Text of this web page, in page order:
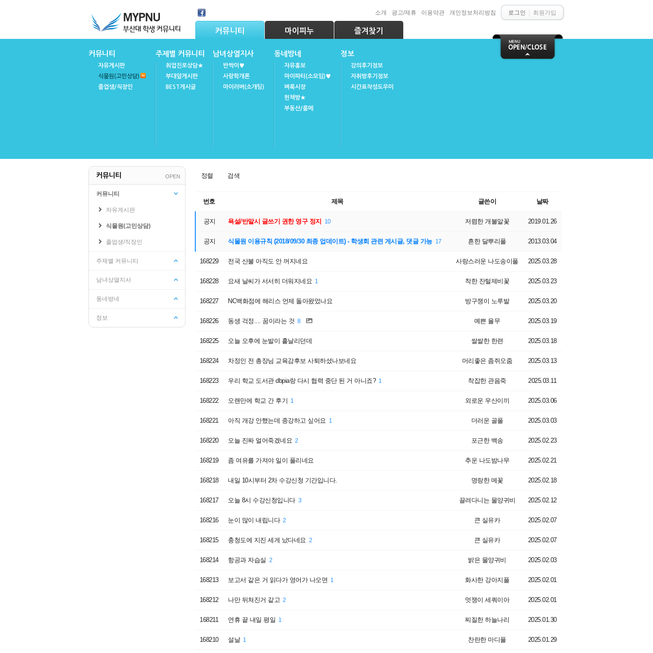
로그인
회원가입
소개 광고/제휴 이용약관 개인정보처리방침
커뮤니티 마이피누 즐겨찾기
커뮤니티
자유게시판
식물원(고민상담)
졸업생/직장인
주제별 커뮤니티
취업진로상담★
부대앞게시판
BEST게시글
남녀상열지사
반짝이♥
사랑학개론
마이러버(소개팅)
동네방네
자유홍보
마이파티(소모임)♥
벼룩시장
헌책방★
부동산/룸메
정보
강의후기정보
자취방후기정보
시간표작성도우미
공지사항
FAQ(자주묻는질문)
학교관련
인터넷증명발급
학생지원시스템
수강신청/성적
성적조회
수강편람
취업
이러닝(공무원강좌 등)
시설이용
시설사용신청
e-Book
커뮤니티 OPEN
커뮤니티
자유게시판
식물원(고민상담)
졸업생/직장인
주제별 커뮤니티
남녀상열지사
동네방네
정보
정렬 검색
번호 제목 글쓴이 날짜
공지 욕설/반말시 글쓰기 권한 영구 정지 10 저렴한 개불알꽃 2019.01.26
공지 식물원 이용규칙 (2018/09/30 최종 업데이트) - 학생회 관련 게시글, 댓글 가능 17 흔한 달뿌리풀 2013.03.04
168229 전국 산불 아직도 안 꺼지네요 사랑스러운 나도송이풀 2025.03.28
168228 요새 날씨가 서서히 더워지네요 1 착한 잔털제비꽃 2025.03.23
168227 NC백화점에 해리스 언제 돌아왔었나요 방구쟁이 노루발 2025.03.20
168226 동생 걱정.... 꿈이라는 것 8 예쁜 율무 2025.03.19
168225 오늘 오후에 눈발이 흩날리던데 쌀쌀한 한련 2025.03.18
168224 차정인 전 총장님 교육감후보 사퇴하셨나보네요 머리좋은 좀쥐오줌 2025.03.13
168223 우리 학교 도서관 dbpia랑 다시 협력 중단 된 거 아니죠? 1 착잡한 관음죽 2025.03.11
168222 오랜만에 학교 간 후기 1 외로운 우산이끼 2025.03.06
168221 아직 개강 안했는데 종강하고 싶어요 1 더러운 골풀 2025.03.03
168220 오늘 진짜 얼어죽겠네요 2 포근한 백송 2025.02.23
168219 좀 여유를 가져야 일이 풀리네요 추운 나도밤나무 2025.02.21
168218 내일 10시부터 2차 수강신청 기간입니다. 명랑한 메꽃 2025.02.18
168217 오늘 8시 수강신청입니다 3 끌려다니는 물양귀비 2025.02.12
168216 눈이 많이 내립니다 2 큰 실유카 2025.02.07
168215 충청도에 지진 세게 났다네요 2 큰 실유카 2025.02.07
168214 항공과 자습실 2 밝은 물양귀비 2025.02.03
168213 보고서 같은 거 읽다가 영어가 나오면 1 화사한 강아지풀 2025.02.01
168212 나만 뒤쳐진거 같고 2 멋쟁이 세쿼이아 2025.02.01
168211 연휴 끝 내일 평일 1 찌질한 하늘나리 2025.01.30
168210 설날 1 찬란한 마디풀 2025.01.29